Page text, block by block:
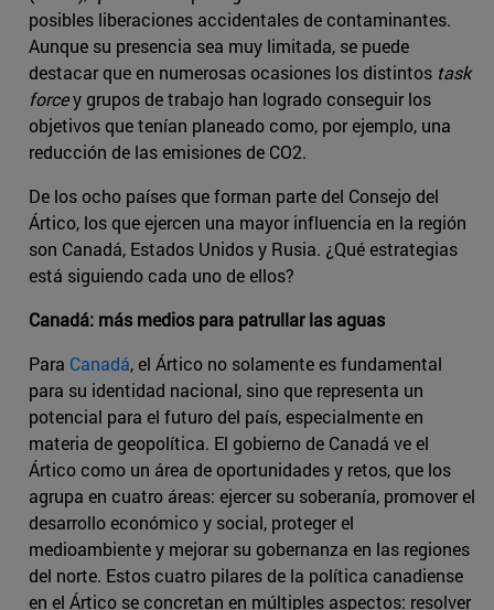
posibles liberaciones accidentales de contaminantes.
Aunque su presencia sea muy limitada, se puede
destacar que en numerosas ocasiones los distintos task
forcey grupos de trabajo han logrado conseguir los
objetivos que tenían planeado como, por ejemplo, una
reducción de las emisiones de CO2.
De los ocho países que forman parte del Consejo del
Ártico, los que ejercen una mayor influencia en la región
son Canadá, Estados Unidos y Rusia. ¿Qué estrategias
está siguiendo cada uno de ellos?
Canadá: más medios para patrullar las aguas
Para Canadá, el Ártico no solamente es fundamental
para su identidad nacional, sino que representa un
potencial para el futuro del país, especialmente en
materia de geopolítica. El gobierno de Canadá ve el
Ártico como un área de oportunidades y retos, que los
agrupa en cuatro áreas: ejercer su soberanía, promover el
desarrollo económico y social, proteger el
medioambiente y mejorar su gobernanza en las regiones
del norte. Estos cuatro pilares de la política canadiense
en el Ártico se concretan en múltiples aspectos: resolver